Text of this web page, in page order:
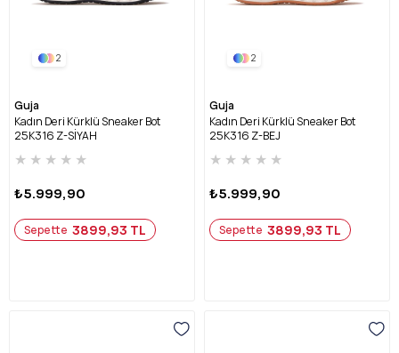
2
Guja
Kadın Deri Kürklü Sneaker Bot
25K316 Z-SİYAH
★ ★ ★ ★ ★
₺5.999,90
Sepette 3899,93 TL
2
Guja
Kadın Deri Kürklü Sneaker Bot
25K316 Z-BEJ
★ ★ ★ ★ ★
₺5.999,90
Sepette 3899,93 TL